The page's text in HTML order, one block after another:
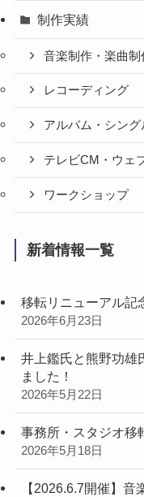
制作実績
音楽制作・楽曲制
レコーディング
アルバム・シング
テレビCM・ウェ
ワークショップ
新着情報一覧
移転リニューアル記
2026年6月23日
井上鑑氏と熊野功雄
ました！
2026年5月22日
事務所・スタジオ移
2026年5月18日
【2026.6.7開催】